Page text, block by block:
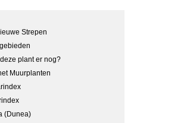
Strepen
plant er nog?
Muurplanten
(Dunea)